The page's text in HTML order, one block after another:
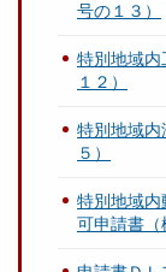
号の１３）
特別地域内
１２）
特別地域内
５）
特別地域内
可申請書（